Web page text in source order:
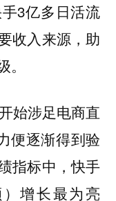
3亿多日活流
收入来源，助
始涉足电商直
便逐渐得到验
指标中，快手
增长最为亮